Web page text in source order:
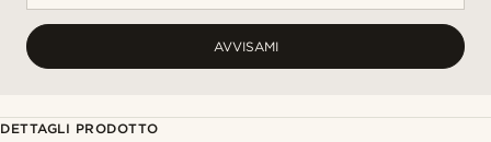
AVVISAMI
DETTAGLI PRODOTTO